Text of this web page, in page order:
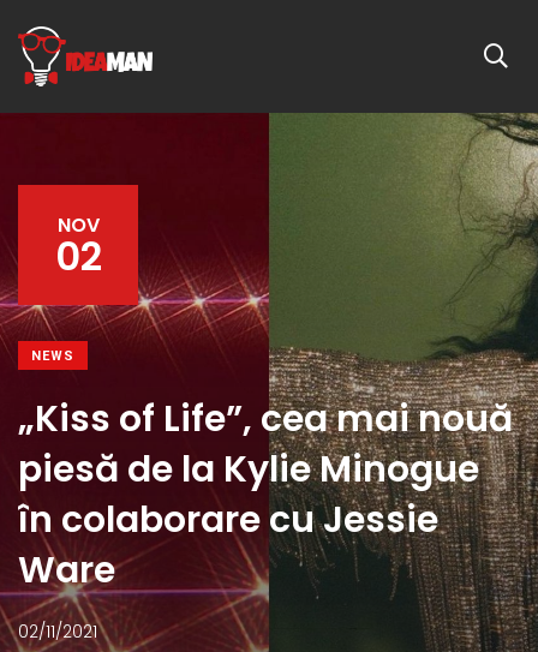
NOV
02
NEWS
„Kiss of Life”, cea mai nouă
piesă de la Kylie Minogue
în colaborare cu Jessie
Ware
02/11/2021